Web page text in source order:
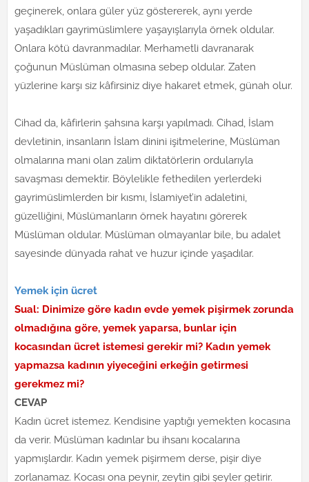
geçinerek, onlara güler yüz göstererek, aynı yerde
yaşadıkları gayrimüslimlere yaşayışlarıyla örnek oldular.
Onlara kötü davranmadılar. Merhametli davranarak
çoğunun Müslüman olmasına sebep oldular. Zaten
yüzlerine karşı siz kâfirsiniz diye hakaret etmek, günah olur.
Cihad da, kâfirlerin şahsına karşı yapılmadı. Cihad, İslam
devletinin, insanların İslam dinini işitmelerine, Müslüman
olmalarına mani olan zalim diktatörlerin ordularıyla
savaşması demektir. Böylelikle fethedilen yerlerdeki
gayrimüslimlerden bir kısmı, İslamiyet’in adaletini,
güzelliğini, Müslümanların örnek hayatını görerek
Müslüman oldular. Müslüman olmayanlar bile, bu adalet
sayesinde dünyada rahat ve huzur içinde yaşadılar.
Yemek için ücret
Sual: Dinimize göre kadın evde yemek pişirmek zorunda
olmadığına göre, yemek yaparsa, bunlar için
kocasından ücret istemesi gerekir mi? Kadın yemek
yapmazsa kadının yiyeceğini erkeğin getirmesi
gerekmez mi?
CEVAP
Kadın ücret istemez. Kendisine yaptığı yemekten kocasına
da verir. Müslüman kadınlar bu ihsanı kocalarına
yapmışlardır. Kadın yemek pişirmem derse, pişir diye
zorlanamaz. Kocası ona peynir, zeytin gibi şeyler getirir.